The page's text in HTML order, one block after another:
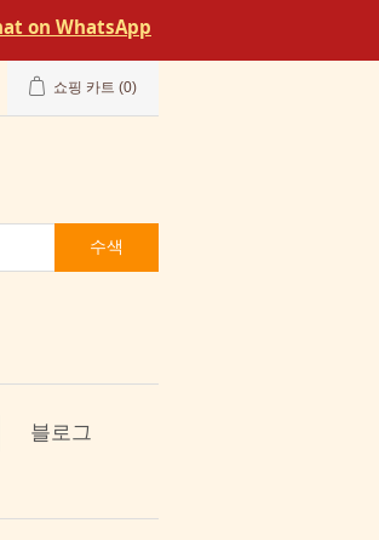
on WhatsApp
쇼핑 카트 (0)
수색
블로그